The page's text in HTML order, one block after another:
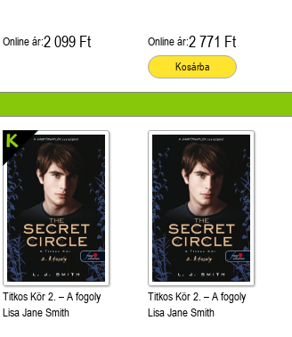
Online ár:2 099 Ft Online ár:2 771 Ft
Kosárba
Titkos Kör 2. – A fogoly
Lisa Jane Smith
Titkos Kör 2. – A fogoly
Lisa Jane Smith